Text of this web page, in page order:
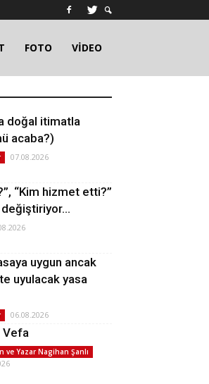
FOTO VİDEO
doğal itimatla
acaba?)
07.08.2026
“Kim hizmet etti?”
uygun ancak
uyulacak yasa
06.08.2026
Vefa
ve Yazar Nagihan Şanlı